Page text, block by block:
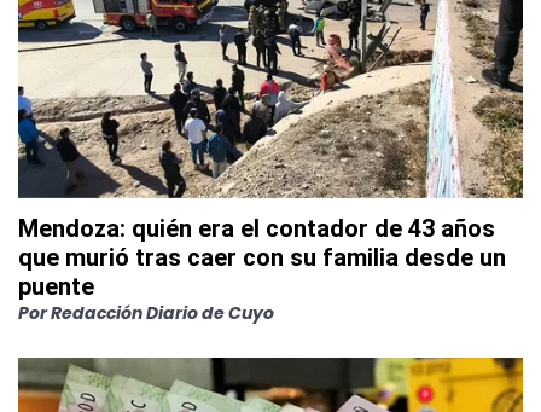
Mendoza: quién era el contador de 43 años
que murió tras caer con su familia desde un
puente
PorRedacción Diario de Cuyo